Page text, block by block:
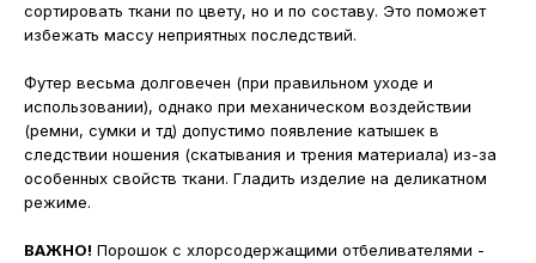
сортировать ткани по цвету, но и по составу. Это поможет
избежать массу неприятных последствий.
Футер весьма долговечен (при правильном уходе и
использовании), однако при механическом воздействии
(ремни, сумки и тд) допустимо появление катышек в
следствии ношения (скатывания и трения материала) из-за
особенных свойств ткани. Гладить изделие на деликатном
режиме.
ВАЖНО! Порошок с хлорсодержащими отбеливателями -